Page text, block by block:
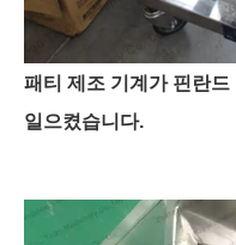
패티 제조 기계가 핀란
일으켰습니다.